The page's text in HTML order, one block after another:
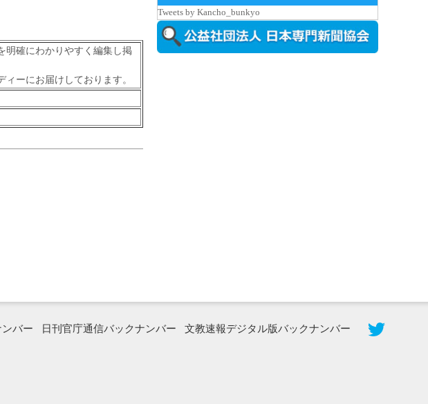
明確にわかりやすく編集し掲
ーにお届けしております。
京都大iCeMS等を視察した松本文部科学
大...
Tweets by Kancho_bunkyo
ンバー 日刊官庁通信バックナンバー 文教速報デジタル版バックナンバー